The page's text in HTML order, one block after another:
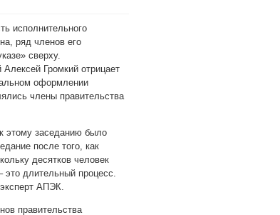
исполнительного
ряд членов его
сверху.
Алексей Громкий отрицает
оформлении
члены правительства
этому заседанию было
после того, как
десятков человек
длительный процесс.
АПЭК.
правительства